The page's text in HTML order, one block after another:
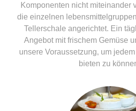
Komponenten nicht miteinander
die einzelnen
Tellerschale angerichtet. Ein
Angebot mit frischem Gemüse
unsere Voraussetzung, um
bieten zu